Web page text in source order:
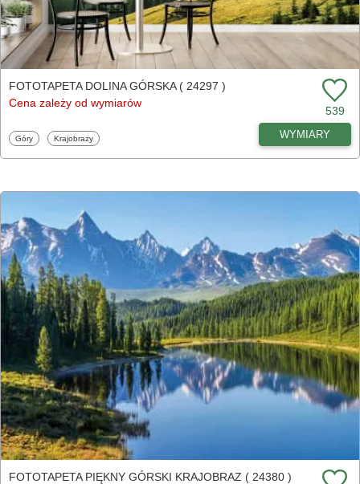
FOTOTAPETA DOLINA GÓRSKA ( 24297 )
Cena zależy od wymiarów
539
Fototapety
Góry Fototapety
Krajobrazy WYMIARY
FOTOTAPETA PIĘKNY GÓRSKI KRAJOBRAZ ( 24380 )